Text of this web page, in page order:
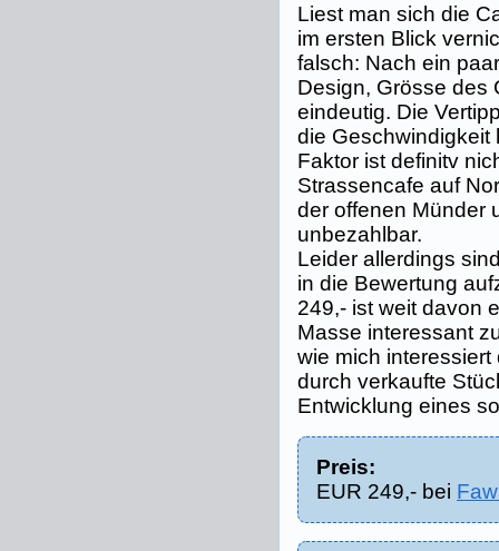
Liest man sich die
im ersten Blick
falsch: Nach ein
Design, Grösse des
eindeutig. Die
die Geschwindigkeit
Faktor ist definitv
Strassencafe auf
der offenen Münder
unbezahlbar.
Leider allerdings
in die Bewertung
249,- ist weit davon
Masse interessant
wie mich
durch verkaufte
Entwicklung eines
Preis:
EUR 249,- bei